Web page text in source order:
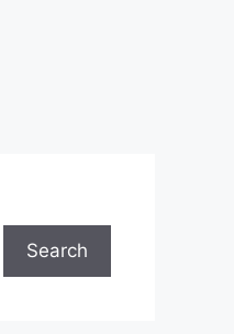
Search